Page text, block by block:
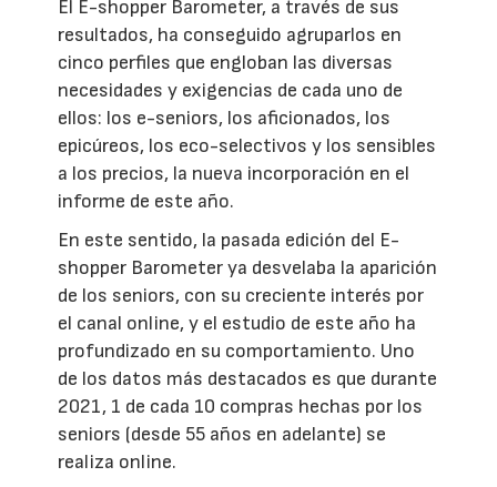
El E-shopper Barometer, a través de sus
resultados, ha conseguido agruparlos en
cinco perfiles que engloban las diversas
necesidades y exigencias de cada uno de
ellos: los e-seniors, los aficionados, los
epicúreos, los eco-selectivos y los sensibles
a los precios, la nueva incorporación en el
informe de este año.
En este sentido, la pasada edición del E-
shopper Barometer ya desvelaba la aparición
de los seniors, con su creciente interés por
el canal online, y el estudio de este año ha
profundizado en su comportamiento. Uno
de los datos más destacados es que durante
2021, 1 de cada 10 compras hechas por los
seniors (desde 55 años en adelante) se
realiza online.